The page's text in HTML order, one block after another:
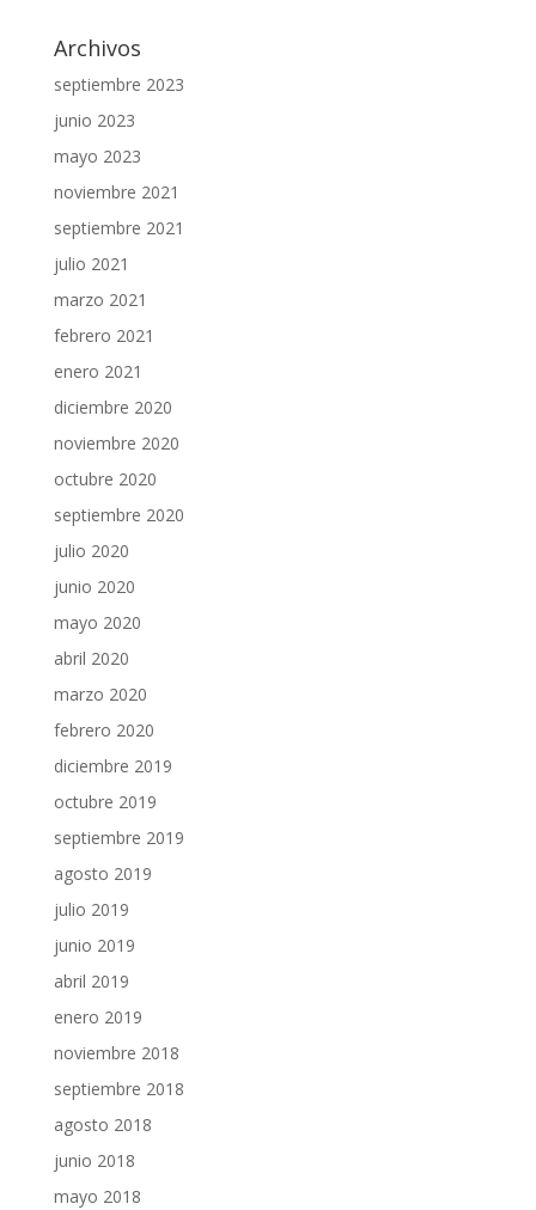
Archivos
septiembre 2023
junio 2023
mayo 2023
noviembre 2021
septiembre 2021
julio 2021
marzo 2021
febrero 2021
enero 2021
diciembre 2020
noviembre 2020
octubre 2020
septiembre 2020
julio 2020
junio 2020
mayo 2020
abril 2020
marzo 2020
febrero 2020
diciembre 2019
octubre 2019
septiembre 2019
agosto 2019
julio 2019
junio 2019
abril 2019
enero 2019
noviembre 2018
septiembre 2018
agosto 2018
junio 2018
mayo 2018